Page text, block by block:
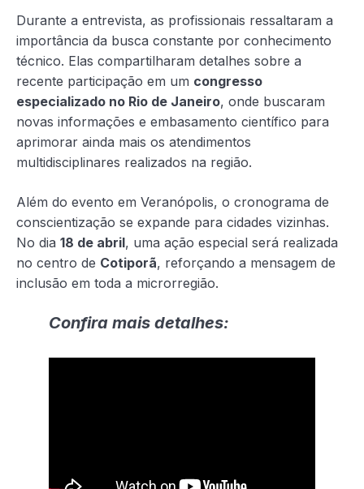
Durante a entrevista, as profissionais ressaltaram a
importância da busca constante por conhecimento
técnico. Elas compartilharam detalhes sobre a
recente participação em um congresso
especializado no Rio de Janeiro, onde buscaram
novas informações e embasamento científico para
aprimorar ainda mais os atendimentos
multidisciplinares realizados na região.
Além do evento em Veranópolis, o cronograma de
conscientização se expande para cidades vizinhas.
No dia 18 de abril, uma ação especial será realizada
no centro de Cotiporã, reforçando a mensagem de
inclusão em toda a microrregião.
Confira mais detalhes: